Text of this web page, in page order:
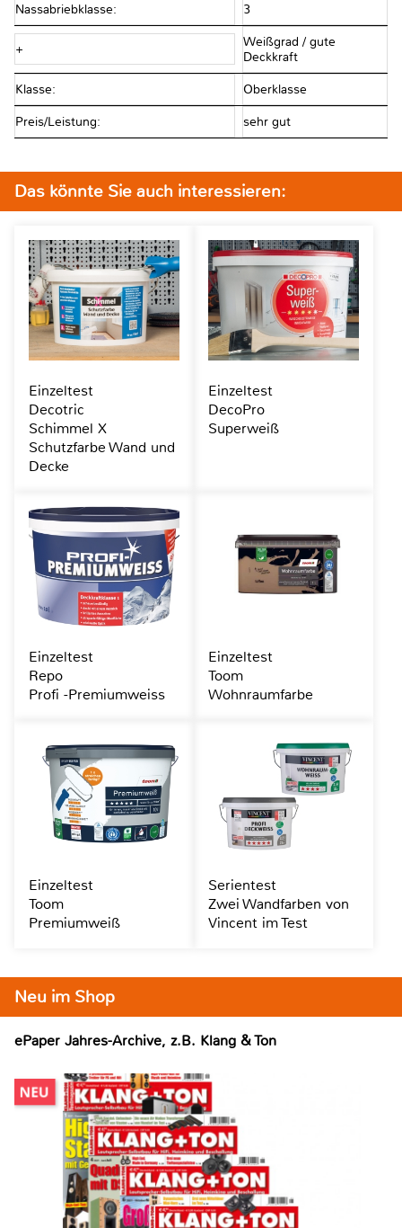
Nassabriebklasse: 3
+
Weißgrad / gute
Deckkraft
Klasse: Oberklasse
Preis/Leistung: sehr gut
Neu im Shop
ePaper Jahres-Archive, z.B. Klang & Ton
Das könnte Sie auch interessieren:
Einzeltest
Decotric
Schimmel X
Schutzfarbe Wand und
Decke
Einzeltest
DecoPro
Superweiß
Einzeltest
Repo
Profi -Premiumweiss
Einzeltest
Toom
Wohnraumfarbe
Einzeltest
Toom
Premiumweiß
Serientest
Zwei Wandfarben von
Vincent im Test